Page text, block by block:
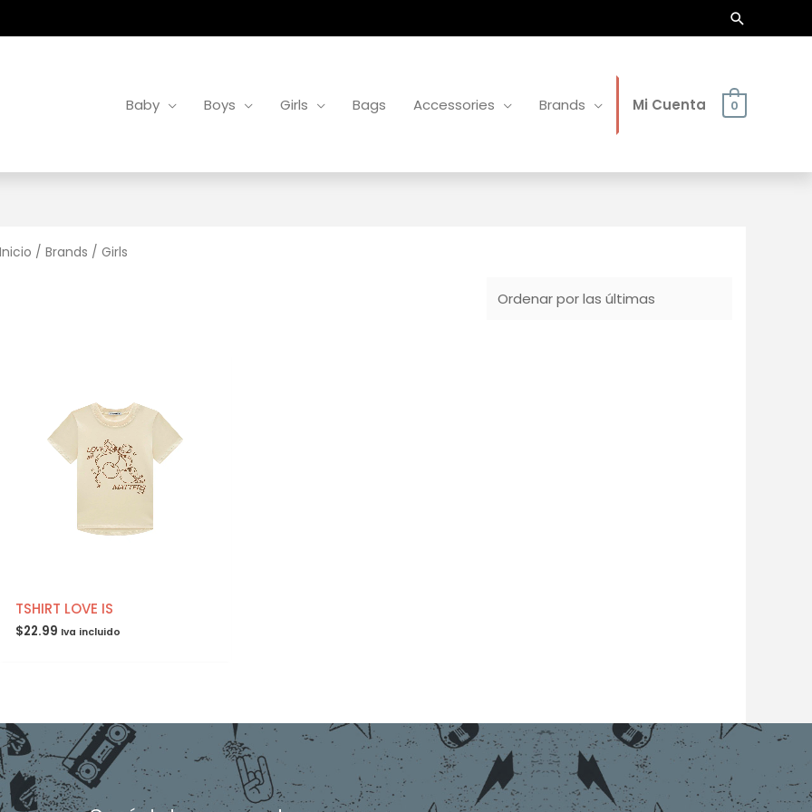
Buscar
Baby Boys Girls Bags Accessories Brands Mi Cuenta 0
Inicio / Brands / Girls
TSHIRT LOVE IS
$22.99 Iva incluido